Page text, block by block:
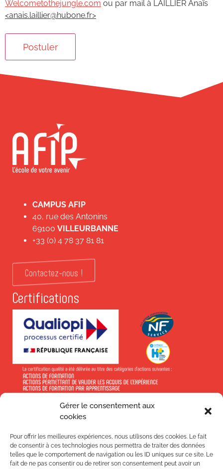
Gérer le consentement aux
cookies
Pour offrir les meilleures expériences, nous utilisons des cookies. Le fait
de consentir à ces technologies nous permettra de traiter des données
telles que le comportement de navigation ou les ID uniques sur ce site. Le
fait de ne pas consentir ou de retirer son consentement peut avoir un
Welcometothejungle.com ou par mail à LAILLIER Anaïs
<anais.laillier@hubone.fr>
CAMPUS AFIP
40, rue des Antonins
69100 VILLEURBANNE
+33 (0) 4 78 37 81 81
Contactez-nous !
Certifications
En savoir +